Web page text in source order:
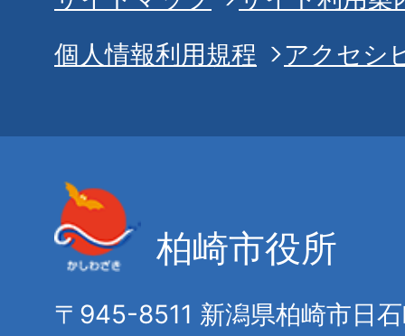
個人情報利用規程
アクセシ
柏崎市役所
〒945-8511 新潟県柏崎市日